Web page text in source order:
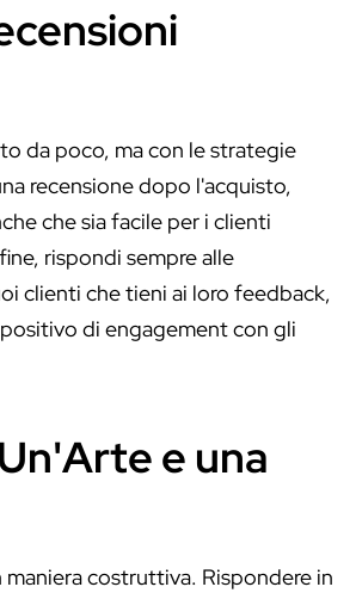
da poco, ma con le strategie
recensione dopo l'acquisto,
che sia facile per i clienti
rispondi sempre alle
clienti che tieni ai loro feedback,
di engagement con gli
e una
costruttiva. Rispondere in